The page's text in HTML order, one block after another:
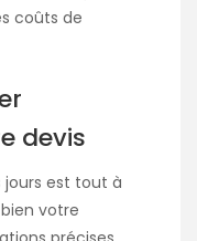
coûts de
devis
jours est tout à
votre